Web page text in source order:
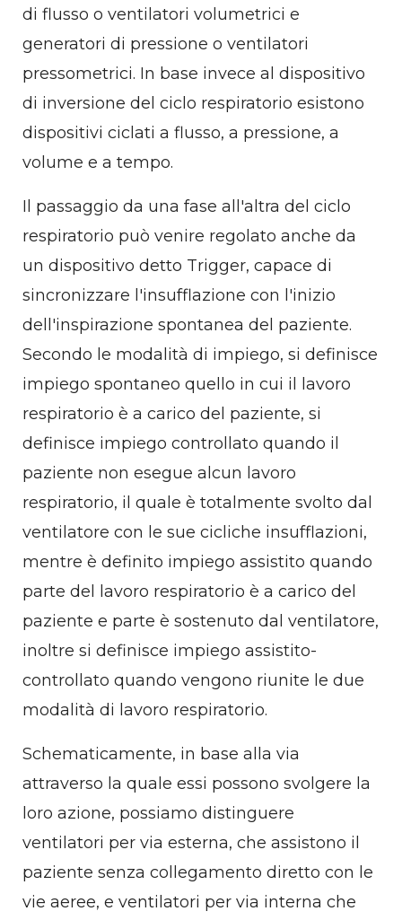
di flusso o ventilatori volumetrici e
generatori di pressione o ventilatori
pressometrici. In base invece al dispositivo
di inversione del ciclo respiratorio esistono
dispositivi ciclati a flusso, a pressione, a
volume e a tempo.
Il passaggio da una fase all'altra del ciclo
respiratorio può venire regolato anche da
un dispositivo detto Trigger, capace di
sincronizzare l'insufflazione con l'inizio
dell'inspirazione spontanea del paziente.
Secondo le modalità di impiego, si definisce
impiego spontaneo quello in cui il lavoro
respiratorio è a carico del paziente, si
definisce impiego controllato quando il
paziente non esegue alcun lavoro
respiratorio, il quale è totalmente svolto dal
ventilatore con le sue cicliche insufflazioni,
mentre è definito impiego assistito quando
parte del lavoro respiratorio è a carico del
paziente e parte è sostenuto dal ventilatore,
inoltre si definisce impiego assistito-
controllato quando vengono riunite le due
modalità di lavoro respiratorio.
Schematicamente, in base alla via
attraverso la quale essi possono svolgere la
loro azione, possiamo distinguere
ventilatori per via esterna, che assistono il
paziente senza collegamento diretto con le
vie aeree, e ventilatori per via interna che